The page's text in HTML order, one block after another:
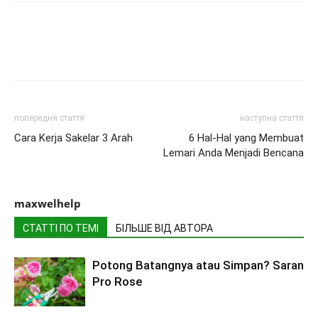
попередня стаття
Cara Kerja Sakelar 3 Arah
наступна стаття
6 Hal-Hal yang Membuat
Lemari Anda Menjadi Bencana
maxwelhelp
СТАТТІ ПО ТЕМІ БІЛЬШЕ ВІД АВТОРА
Potong Batangnya atau Simpan? Saran
Pro Rose